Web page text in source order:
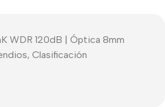
WDR 120dB | Óptica 8mm
Clasificación